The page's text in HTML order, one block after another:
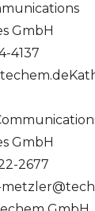
GmbH
4137
GmbH
2677